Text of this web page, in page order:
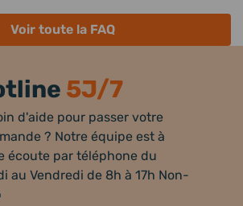
Voir toute la FAQ
5J/7
d'aide pour passer votre
? Notre équipe est à
écoute par téléphone du
au Vendredi de 8h à 17h Non-